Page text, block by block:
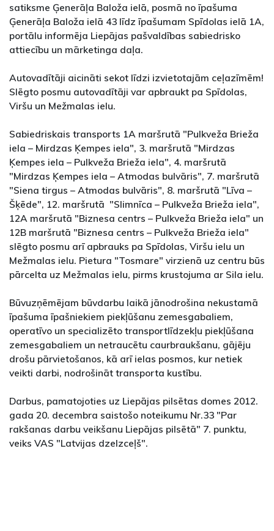
satiksme Ģenerāļa Baloža ielā, posmā no īpašuma
Ģenerāļa Baloža ielā 43 līdz īpašumam Spīdolas ielā 1A,
portālu informēja Liepājas pašvaldības sabiedrisko
attiecību un mārketinga daļa.
Autovadītāji aicināti sekot līdzi izvietotajām ceļazīmēm!
Slēgto posmu autovadītāji var apbraukt pa Spīdolas,
Viršu un Mežmalas ielu.
Sabiedriskais transports 1A maršrutā "Pulkveža Brieža
iela – Mirdzas Ķempes iela", 3. maršrutā "Mirdzas
Ķempes iela – Pulkveža Brieža iela", 4. maršrutā
"Mirdzas Ķempes iela – Atmodas bulvāris", 7. maršrutā
"Siena tirgus – Atmodas bulvāris", 8. maršrutā "Līva –
Šķēde", 12. maršrutā "Slimnīca – Pulkveža Brieža iela",
12A maršrutā "Biznesa centrs – Pulkveža Brieža iela" un
12B maršrutā "Biznesa centrs – Pulkveža Brieža iela"
slēgto posmu arī apbrauks pa Spīdolas, Viršu ielu un
Mežmalas ielu. Pietura "Tosmare" virzienā uz centru būs
pārcelta uz Mežmalas ielu, pirms krustojuma ar Sila ielu.
Būvuzņēmējam būvdarbu laikā jānodrošina nekustamā
īpašuma īpašniekiem piekļūšanu zemesgabaliem,
operatīvo un specializēto transportlīdzekļu piekļūšana
zemesgabaliem un netraucētu caurbraukšanu, gājēju
drošu pārvietošanos, kā arī ielas posmos, kur netiek
veikti darbi, nodrošināt transporta kustību.
Darbus, pamatojoties uz Liepājas pilsētas domes 2012.
gada 20. decembra saistošo noteikumu Nr.33 "Par
rakšanas darbu veikšanu Liepājas pilsētā" 7. punktu,
veiks VAS "Latvijas dzelzceļš".